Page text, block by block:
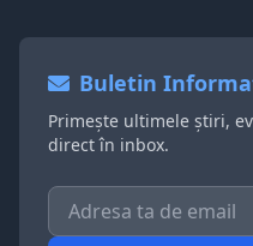
Buletin
Primește ultimele știri,
direct în inbox.